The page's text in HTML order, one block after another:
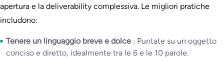
apertura e la deliverability complessiva. Le migliori pratiche
includono:
Tenere un linguaggio breve e dolce : Puntate su un oggetto
conciso e diretto, idealmente tra le 6 e le 10 parole.